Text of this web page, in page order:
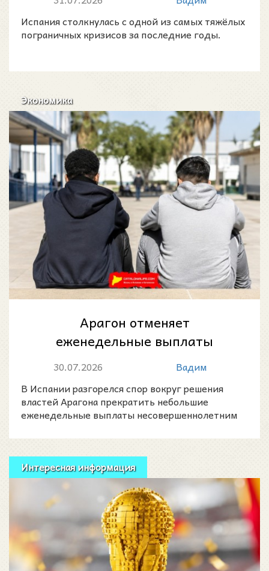
пересекли границу с...
Испания столкнулась с одной из самых тяжёлых
пограничных кризисов за последние годы.
Экономика
Арагон отменяет
еженедельные выплаты
несовершеннолетним
мигрантам в центрах опеки
30.07.2026
Вадим
В Испании разгорелся спор вокруг решения
властей Арагона прекратить небольшие
еженедельные выплаты несовершеннолетним
Интересная информация